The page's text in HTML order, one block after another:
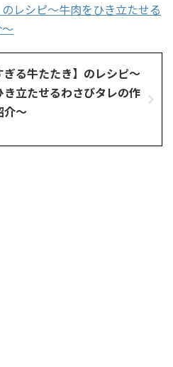
レシピ～牛肉をひき立たせる
ぎる牛たたき】のレシピ～
き立たせるわさびタレの作
介～